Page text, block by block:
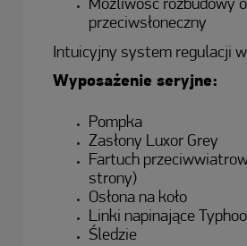
Możliwość rozbudowy
przeciwsłoneczny
Intuicyjny system regulacji
Wyposażenie seryjne:
Pompka
Zasłony Luxor Grey
Fartuch
strony)
Osłona na koło
Linki napinające
Śledzie